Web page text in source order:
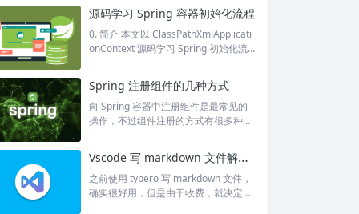
ip 不对的问题，但是把对应网卡禁用就
好了。 这次无论是重启项目或者是电
脑，还是禁用网卡都不好用，想想只是
为了本地开发使用，于是直接修改本地
discovery: ip: 172.21.9....
源码学习 Spring 容器初始化流程
0. 简介 本文以 ClassPathXmlApplicati
onContext 源码学习 Spring 初始化流
口，可以直观地了解到它具备了哪些能
力。 最重要的一点是它实现了 BeanFa
ctory 接口，BeanFactory 其实就是常
说的 ioc 容器，因为它实现了该接口，
Spring 注册组件的几种方式
向 Spring 容器中注册组件是最常见的
操作，不过组件注册的方式有很多种，
omponentScan注解 这种方式会将指定
包下配置了 @Component、@Controll
er、@Service、@Repository 的组件
注册到容器中。 另外 @ComponentSc
Vscode 写 markdown 文件解决图片使用问题
之前使用 typero 写 markdown 文件，
确实很好用，但是由于收费，就决定找